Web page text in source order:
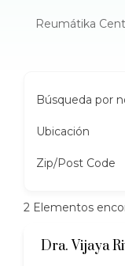
Reumátika
Búsqueda por
Ubicación
Zip/Post Code
2 Elementos
Dra. Vijaya